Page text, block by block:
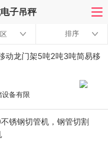
子吊秤
排序
动龙门架5吨2吨3吨简易移
备有限
锈钢切管机，钢管切割